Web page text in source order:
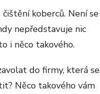
koberců. Není se
nepředstavuje nic
i něco takového.
do firmy, která se
Něco takového vám